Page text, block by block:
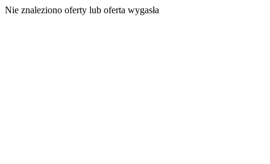
Nie znaleziono oferty lub oferta wygasła